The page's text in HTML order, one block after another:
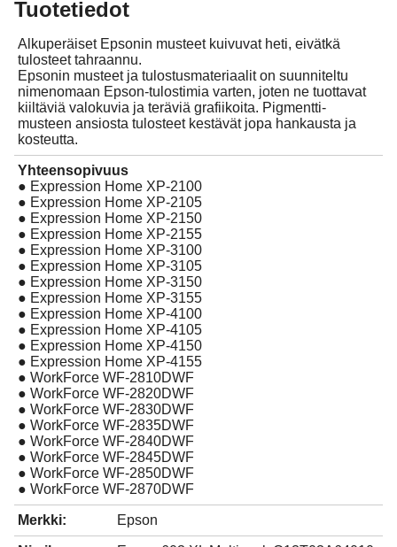
Tuotetiedot
Alkuperäiset Epsonin musteet kuivuvat heti, eivätkä
tulosteet tahraannu.
Epsonin musteet ja tulostusmateriaalit on suunniteltu
nimenomaan Epson-tulostimia varten, joten ne tuottavat
kiiltäviä valokuvia ja teräviä grafiikoita. Pigmentti-
musteen ansiosta tulosteet kestävät jopa hankausta ja
kosteutta.
Yhteensopivuus
● Expression Home XP-2100
● Expression Home XP-2105
● Expression Home XP-2150
● Expression Home XP-2155
● Expression Home XP-3100
● Expression Home XP-3105
● Expression Home XP-3150
● Expression Home XP-3155
● Expression Home XP-4100
● Expression Home XP-4105
● Expression Home XP-4150
● Expression Home XP-4155
● WorkForce WF-2810DWF
● WorkForce WF-2820DWF
● WorkForce WF-2830DWF
● WorkForce WF-2835DWF
● WorkForce WF-2840DWF
● WorkForce WF-2845DWF
● WorkForce WF-2850DWF
● WorkForce WF-2870DWF
Merkki: Epson